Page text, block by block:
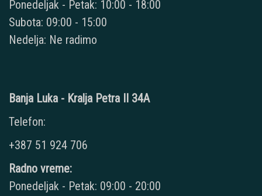
Ponedeljak - Petak: 10:00 - 18:00
Subota: 09:00 - 15:00
Nedelja: Ne radimo
Banja Luka - Kralja Petra II 34A
Telefon:
+387 51 924 706
Radno vreme:
Ponedeljak - Petak: 09:00 - 20:00